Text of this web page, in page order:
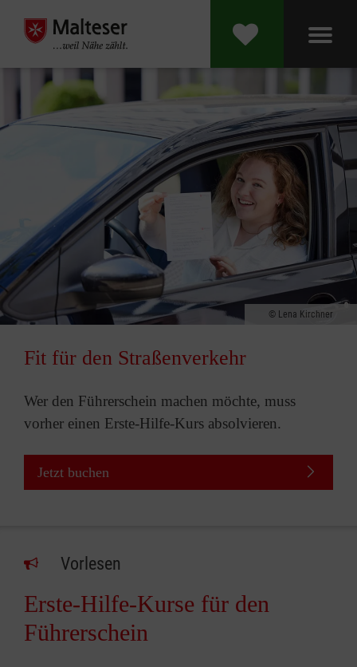
Lena Kirchner
Fit für den Straßenverkehr
Wer den Führerschein machen möchte, muss
vorher einen Erste-Hilfe-Kurs absolvieren.
Jetzt buchen
Vorlesen
Erste-Hilfe-Kurse für den
Führerschein